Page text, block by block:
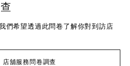
們希望透過此問卷了解你對到訪店
店舖服務問卷調查